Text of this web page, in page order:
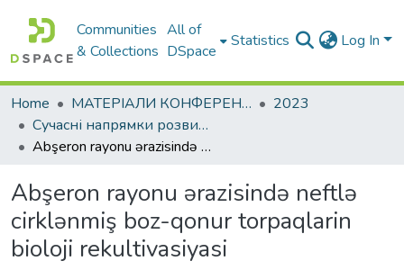
Communities
& Collections
All of
DSpace
Statistics Log In
Home МАТЕРІАЛИ КОНФЕРЕНЦІЙ
2023
Сучасні напрямки розвитку економіки і менеджменту підприємств України
Abşeron rayonu ərazisində neftlə cirklənmiş boz-qonur torpaqlarin bioloji rekultivasiyasi
Abşeron rayonu ərazisində neftlə
cirklənmiş boz-qonur torpaqlarin
bioloji rekultivasiyasi